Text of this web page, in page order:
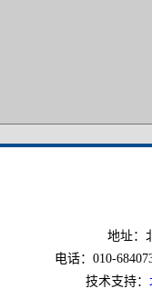
地址：
电话：010-
技术支持：